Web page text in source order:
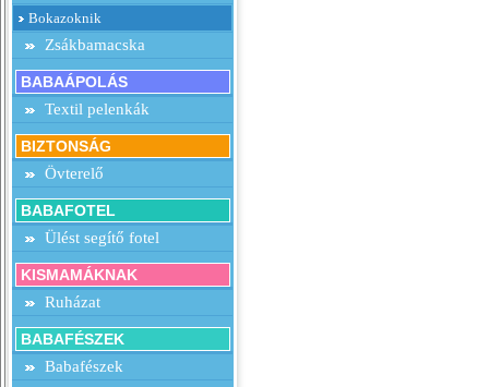
Bokazoknik
Zsákbamacska
BABAÁPOLÁS
Textil pelenkák
BIZTONSÁG
Övterelő
BABAFOTEL
Ülést segítő fotel
KISMAMÁKNAK
Ruházat
BABAFÉSZEK
Babafészek